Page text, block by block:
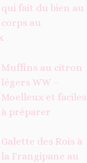
qui fait du bien au
corps au
Muffins au citron
légers WW –
Moelleux et faciles
à préparer
Galette des Rois à
la Frangipane au